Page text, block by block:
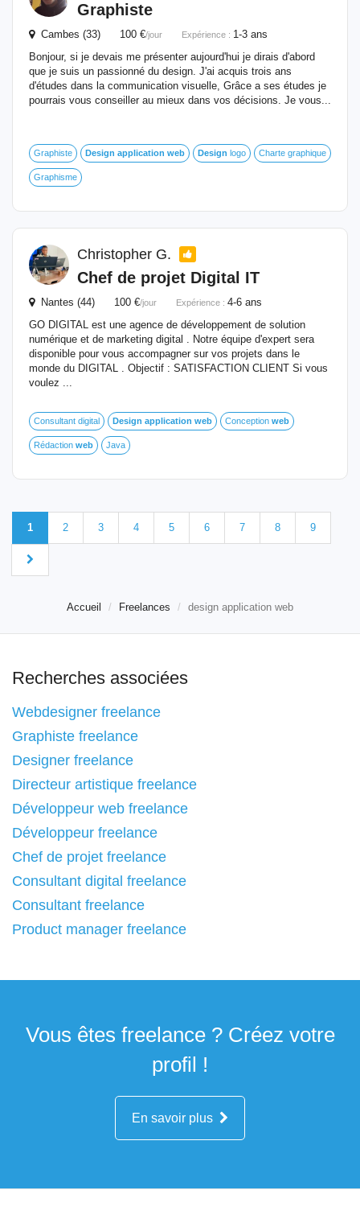
Graphiste
Cambes (33) 100 €/jour Expérience : 1-3 ans
Bonjour, si je devais me présenter aujourd'hui je dirais d'abord
que je suis un passionné du design. J'ai acquis trois ans
d'études dans la communication visuelle, Grâce a ses études je
pourrais vous conseiller au mieux dans vos décisions. Je vous...
Graphiste Design application web Design logo Charte graphique
Graphisme
Christopher G.
Chef de projet Digital IT
Nantes (44) 100 €/jour Expérience : 4-6 ans
GO DIGITAL est une agence de développement de solution
numérique et de marketing digital . Notre équipe d'expert sera
disponible pour vous accompagner sur vos projets dans le
monde du DIGITAL . Objectif : SATISFACTION CLIENT Si vous
voulez ...
Consultant digital Design application web Conception web
Rédaction web Java
1 2 3 4 5 6 7 8 9
Accueil Freelances design application web
Recherches associées
Webdesigner freelance
Graphiste freelance
Designer freelance
Directeur artistique freelance
Développeur web freelance
Développeur freelance
Chef de projet freelance
Consultant digital freelance
Consultant freelance
Product manager freelance
Vous êtes freelance ? Créez votre
profil !
En savoir plus